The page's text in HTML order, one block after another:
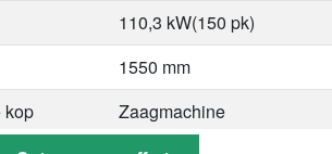
110,3 kW(150 pk)
1550 mm
kop
Zaagmachine